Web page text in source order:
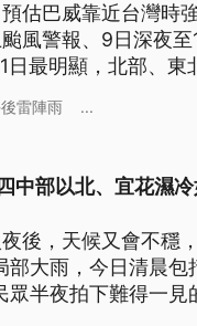
估巴威靠近台灣時
風警報、9日深夜
最明顯，北部、東
雷陣雨 ...
中部以北、宜花濕
後，天候又會不穩
大雨，今日清晨
半夜拍下難得一見